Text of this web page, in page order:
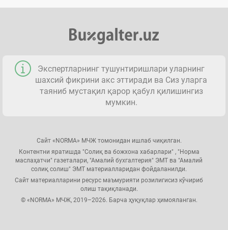
Экспертларнинг тушунтиришлари уларнинг
шахсий фикрини акс эттиради ва Сиз уларга
таяниб мустақил қарор қабул қилишингиз
мумкин.
Сайт «NORMA» МЧЖ томонидан ишлаб чиқилган.
Контентни яратишда "Солиқ ва божхона хабарлари" , "Норма
маслаҳатчи" газеталари, "Амалий бухгалтерия" ЭМТ ва "Амалий
солиқ солиш" ЭМТ материалларидан фойдаланилди.
Сайт материалларини ресурс маъмурияти розилигисиз кўчириб
олиш тақиқланади.
© «NORMA» МЧЖ, 2019–2026. Барча ҳуқуқлар ҳимояланган.